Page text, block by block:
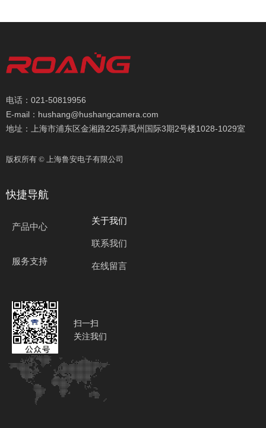
扫一扫
关注我们
版权所有 © 上海鲁安电子有限公司
电话：021-50819956
E-mail：hushang@hushangcamera.com
地址：上海市浦东区金湘路225弄禹州国际3期2号楼1028-1029室
产品中心
服务支持
关于我们
联系我们
在线留言
快捷导航